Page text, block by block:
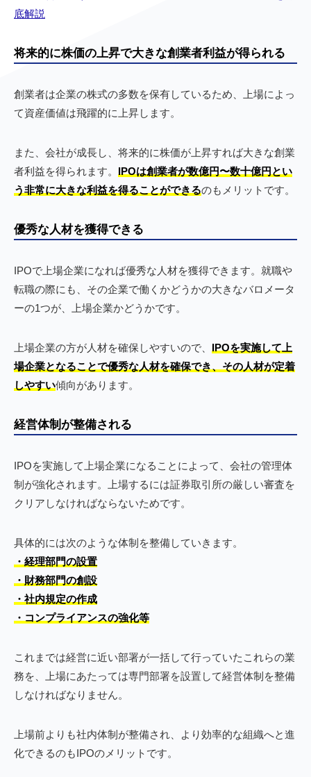
底解説
将来的に株価の上昇で大きな創業者利益が得られる
創業者は企業の株式の多数を保有しているため、上場によっ
て資産価値は飛躍的に上昇します。
また、会社が成長し、将来的に株価が上昇すれば大きな創業
者利益を得られます。 IPOは創業者が数億円〜数十億円とい
う非常に大きな利益を得ることができるのもメリットです。
優秀な人材を獲得できる
IPOで上場企業になれば優秀な人材を獲得できます。就職や
転職の際にも、その企業で働くかどうかの大きなバロメータ
ーの1つが、上場企業かどうかです。
上場企業の方が人材を確保しやすいので、 IPOを実施して上
場企業となることで優秀な人材を確保でき、その人材が定着
しやすい傾向があります。
経営体制が整備される
IPOを実施して上場企業になることによって、会社の管理体
制が強化されます。上場するには証券取引所の厳しい審査を
クリアしなければならないためです。
具体的には次のような体制を整備していきます。
・経理部門の設置
・財務部門の創設
・社内規定の作成
・コンプライアンスの強化等
これまでは経営に近い部署が一括して行っていたこれらの業
務を、上場にあたっては専門部署を設置して経営体制を整備
しなければなりません。
上場前よりも社内体制が整備され、より効率的な組織へと進
化できるのもIPOのメリットです。